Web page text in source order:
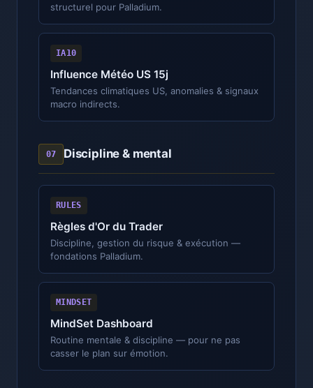
structurel pour Palladium.
IA10
Influence Météo US 15j
Tendances climatiques US, anomalies & signaux
macro indirects.
07 Discipline & mental
RULES
Règles d'Or du Trader
Discipline, gestion du risque & exécution —
fondations Palladium.
MINDSET
MindSet Dashboard
Routine mentale & discipline — pour ne pas
casser le plan sur émotion.